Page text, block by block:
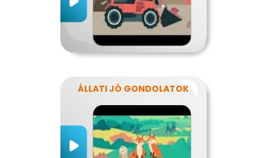
ÁLLATI JÓ GONDOLATOK